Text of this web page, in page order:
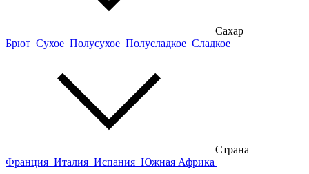
Сахар
Брют Сухое Полусухое Полусладкое Сладкое
Страна
Франция Италия Испания Южная Африка